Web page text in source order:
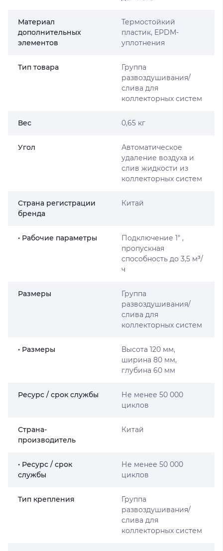
Материал
дополнительных
элементов
Термостойкий
пластик, EPDM-
уплотнения
Тип товара
Группа
развоздушивания/
слива для
коллекторных систем
Вес 0,65 кг
Угол
Автоматическое
удаление воздуха и
слив жидкости из
коллекторных систем
Страна регистрации
бренда
Китай
• Рабочие параметры
Подключение 1″ ,
пропускная
способность до 3,5 м³/
ч
Размеры
Группа
развоздушивания/
слива для
коллекторных систем
• Размеры
Высота 120 мм,
ширина 80 мм,
глубина 60 мм
Ресурс / срок службы
Не менее 50 000
циклов
Страна-
производитель
Китай
• Ресурс / срок
службы
Не менее 50 000
циклов
Тип крепления
Группа
развоздушивания/
слива для
коллекторных систем